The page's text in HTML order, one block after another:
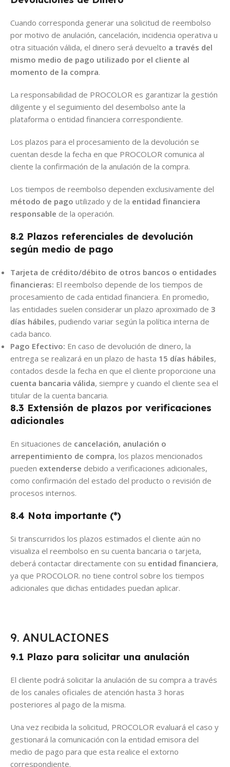
Cuando corresponda generar una solicitud de reembolso
por motivo de anulación, cancelación, incidencia operativa u
otra situación válida, el dinero será devuelto a través del
mismo medio de pago utilizado por el cliente al
momento de la compra.
La responsabilidad de PROCOLOR es garantizar la gestión
diligente y el seguimiento del desembolso ante la
plataforma o entidad financiera correspondiente.
Los plazos para el procesamiento de la devolución se
cuentan desde la fecha en que PROCOLOR comunica al
cliente la confirmación de la anulación de la compra.
Los tiempos de reembolso dependen exclusivamente del
método de pago utilizado y de la entidad financiera
responsable de la operación.
8.2 Plazos referenciales de devolución
según medio de pago
Tarjeta de crédito/débito de otros bancos o entidades
financieras: El reembolso depende de los tiempos de
procesamiento de cada entidad financiera. En promedio,
las entidades suelen considerar un plazo aproximado de 3
días hábiles, pudiendo variar según la política interna de
cada banco.
Pago Efectivo: En caso de devolución de dinero, la
entrega se realizará en un plazo de hasta 15 días hábiles,
contados desde la fecha en que el cliente proporcione una
cuenta bancaria válida, siempre y cuando el cliente sea el
titular de la cuenta bancaria.
8.3 Extensión de plazos por verificaciones
adicionales
En situaciones de cancelación, anulación o
arrepentimiento de compra, los plazos mencionados
pueden extenderse debido a verificaciones adicionales,
como confirmación del estado del producto o revisión de
procesos internos.
8.4 Nota importante (*)
Si transcurridos los plazos estimados el cliente aún no
visualiza el reembolso en su cuenta bancaria o tarjeta,
deberá contactar directamente con su entidad financiera,
ya que PROCOLOR. no tiene control sobre los tiempos
adicionales que dichas entidades puedan aplicar.
9. ANULACIONES
9.1 Plazo para solicitar una anulación
El cliente podrá solicitar la anulación de su compra a través
de los canales oficiales de atención hasta 3 horas
posteriores al pago de la misma.
Una vez recibida la solicitud, PROCOLOR evaluará el caso y
gestionará la comunicación con la entidad emisora del
medio de pago para que esta realice el extorno
correspondiente.